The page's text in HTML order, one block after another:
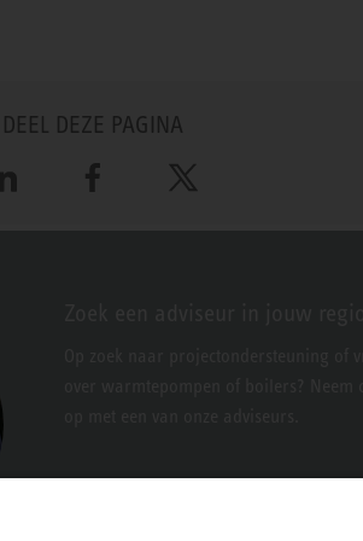
DEEL DEZE PAGINA
LinkedIn Facebook X